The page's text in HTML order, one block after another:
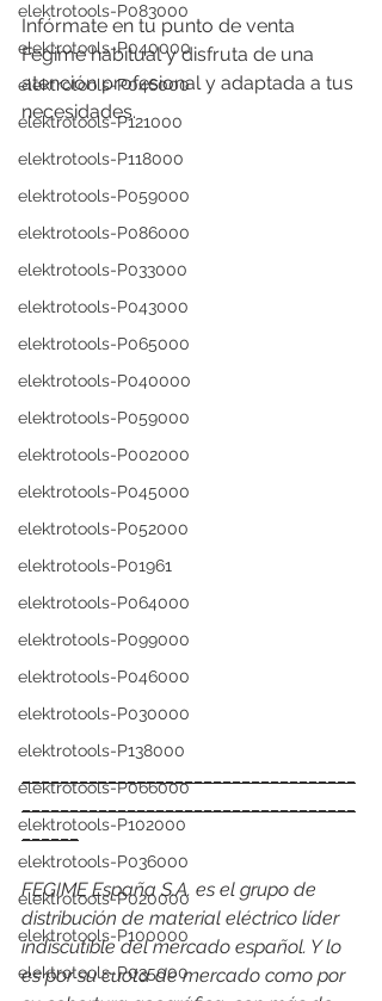
elektrotools-P083000
elektrotools-P040000
elektrotools-P046000
elektrotools-P121000
elektrotools-P118000
elektrotools-P059000
elektrotools-P086000
elektrotools-P033000
elektrotools-P043000
elektrotools-P065000
elektrotools-P040000
elektrotools-P059000
elektrotools-P002000
elektrotools-P045000
elektrotools-P052000
elektrotools-P01961
elektrotools-P064000
elektrotools-P099000
elektrotools-P046000
elektrotools-P030000
elektrotools-P138000
elektrotools-P066000
elektrotools-P102000
elektrotools-P036000
elektrotools-P020000
elektrotools-P100000
elektrotools-P035000
Infórmate en tu punto de venta
Fegime habitual y disfruta de una
atención profesional y adaptada a tus
necesidades.
___________________________________
______
FEGIME España S.A. es el grupo de
distribución de material eléctrico líder
indiscutible del mercado español. Y lo
es por su cuota de mercado como por